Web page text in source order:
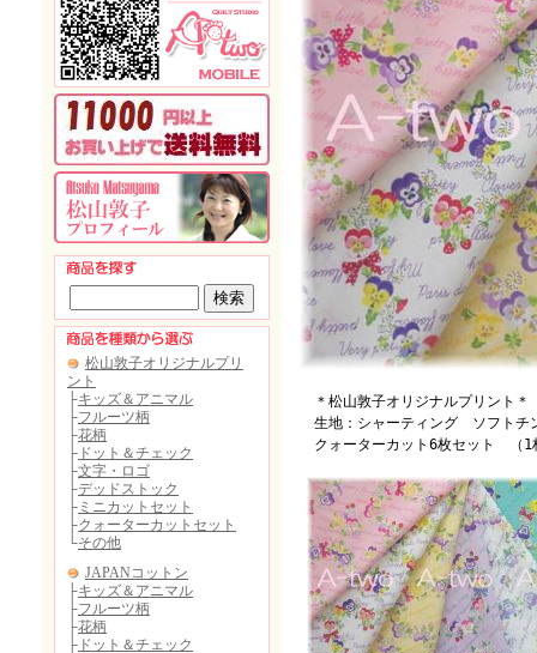
＊松山敦子オリジナルプリント＊
生地：シャーティング ソフトチ
クォーターカット6枚セット （1